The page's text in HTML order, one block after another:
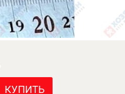
КУПИТЬ